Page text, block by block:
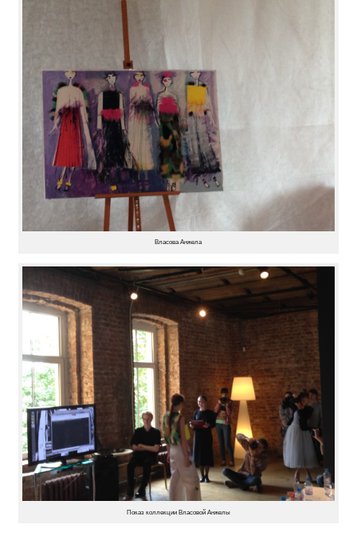
Власова Анжела
Показ коллекции Власовой Анжелы